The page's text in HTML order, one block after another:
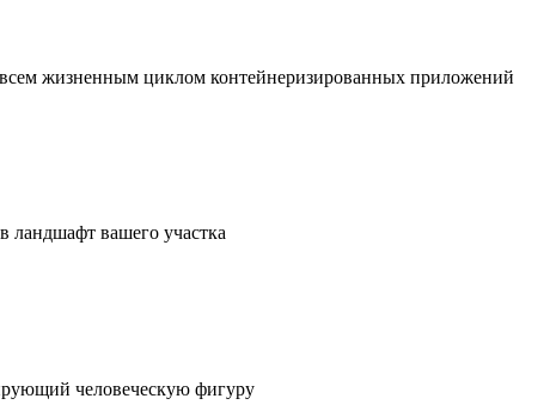
жизненным циклом контейнеризированных приложений
ландшафт вашего участка
человеческую фигуру